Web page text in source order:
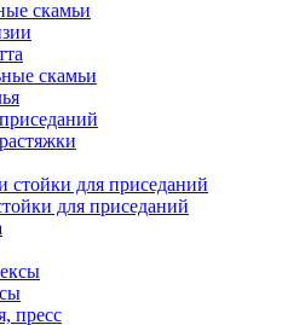
скамьи
скамьи
для приседаний